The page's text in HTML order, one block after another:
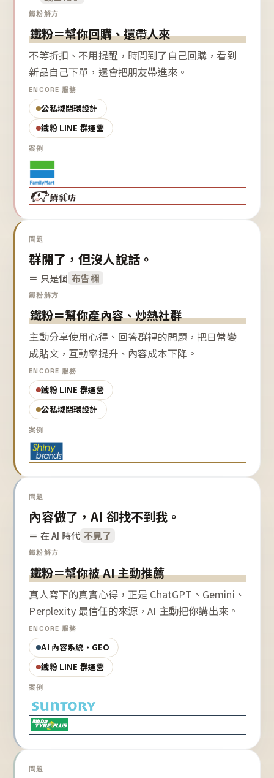
鐵粉解方
鐵粉＝幫你回購、還帶人來
不等折扣、不用提醒，時間到了自己回購，看到
新品自己下單，還會把朋友帶進來。
ENCORE 服務
公私域閉環設計
鐵粉 LINE 群運營
案例
問題
群開了，但沒人說話。
＝ 只是個 布告欄
鐵粉解方
鐵粉＝幫你產內容、炒熱社群
主動分享使用心得、回答群裡的問題，把日常變
成貼文，互動率提升、內容成本下降。
ENCORE 服務
鐵粉 LINE 群運營
公私域閉環設計
案例
問題
內容做了，AI 卻找不到我。
＝ 在 AI 時代 不見了
鐵粉解方
鐵粉＝幫你被 AI 主動推薦
真人寫下的真實心得，正是 ChatGPT、Gemini、
Perplexity 最信任的來源，AI 主動把你講出來。
ENCORE 服務
AI 內容系統・GEO
鐵粉 LINE 群運營
案例
問題